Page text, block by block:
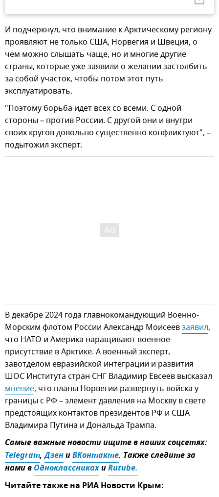
И подчеркнул, что внимание к Арктическому региону
проявляют не только США, Норвегия и Швеция, о
чем можно слышать чаще, но и многие другие
страны, которые уже заявили о желании застолбить
за собой участок, чтобы потом этот путь
эксплуатировать.
"Поэтому борьба идет всех со всеми. С одной
стороны – против России. С другой они и внутри
своих кругов довольно существенно конфликтуют", –
подытожил эксперт.
В декабре 2024 года главнокомандующий Военно-
Морским флотом России Александр Моисеевзаявил,
что НАТО и Америка наращивают военное
присутствие в Арктике. А военный эксперт,
завотделом евразийской интеграции и развития
ШОС Института стран СНГ Владимир Евсеев высказал
мнение, что планы Норвегии развернуть войска у
границы с РФ – элемент давления на Москву в свете
предстоящих контактов президентов РФ и США
Владимира Путина и Дональда Трампа.
Самые важные новости ищите в наших соцсетях:
Telegram,ДзениВКонтакте. Также следите за
нами вОдноклассникахиRutube.
Читайте также на РИА Новости Крым: